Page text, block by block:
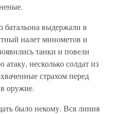
выдержали в
налет минометов и
танки и повели
несколько солдат из
страхом перед
оружие.
было некому. Вся линия